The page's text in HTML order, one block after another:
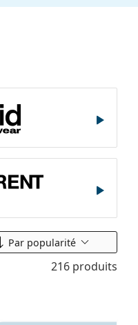
Classer par
Par popularité
216 produits